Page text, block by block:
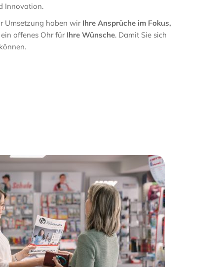
Innovation.
Umsetzung haben wir Ihre Ansprüche im Fokus,
offenes Ohr für Ihre Wünsche. Damit Sie sich